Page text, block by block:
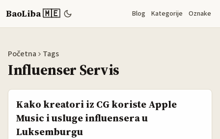
BaoLiba 🇲🇪 Blog Kategorije Oznake
Početna Tags
Influenser Servis
Kako kreatori iz CG koriste Apple
Music i usluge influensera u
Luksemburgu